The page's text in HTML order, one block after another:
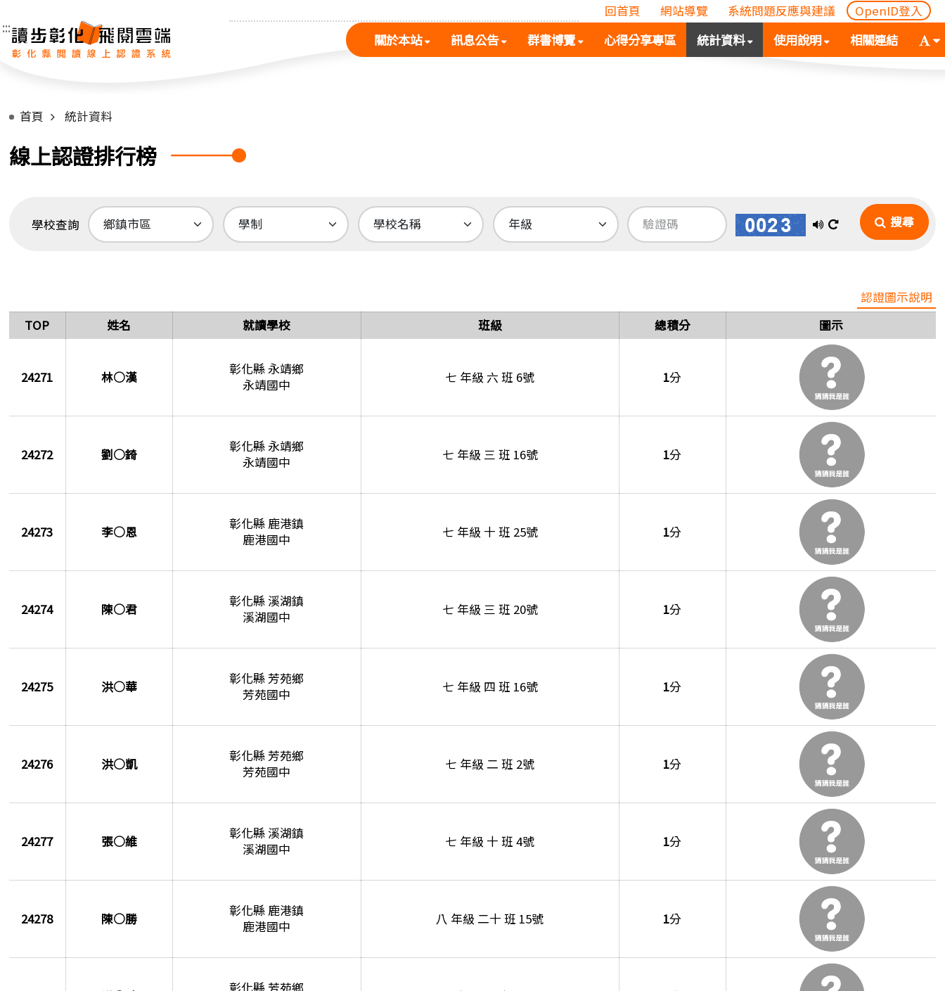
:::
回首頁 網站導覽 系統問題反應與建議 OpenID登入
關於本站(按
空
訊息公告(按
空
單)
群書博覽(按
空
心得分享專區 統計資料(
按
選
單)
使用說明(按
空
單)
相關連結
字
體
選
首頁 統計資料
線上認證排行榜
學校查詢
播換
搜尋
認證圖示說明
TOP
姓名 就讀學校 班級 總積分 圖示
24271 林○漢
彰化縣 永靖鄉
永靖國中
七 年級 六 班 6號 1分
24272 劉○錡
彰化縣 永靖鄉
永靖國中
七 年級 三 班 16號 1分
24273 李○恩
彰化縣 鹿港鎮
鹿港國中
七 年級 十 班 25號 1分
24274 陳○君
彰化縣 溪湖鎮
溪湖國中
七 年級 三 班 20號 1分
24275 洪○華
彰化縣 芳苑鄉
芳苑國中
七 年級 四 班 16號 1分
24276 洪○凱
彰化縣 芳苑鄉
芳苑國中
七 年級 二 班 2號 1分
24277 張○維
彰化縣 溪湖鎮
溪湖國中
七 年級 十 班 4號 1分
24278 陳○勝
彰化縣 鹿港鎮
鹿港國中
八 年級 二十 班 15號 1分